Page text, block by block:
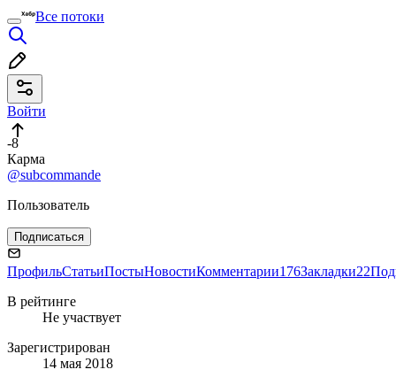
Все потоки
Войти
-8
Карма
@subcommande
Пользователь
Подписаться
ПрофильСтатьиПостыНовостиКомментарии176Закладки22
В рейтинге
Не участвует
Зарегистрирован
14 мая 2018